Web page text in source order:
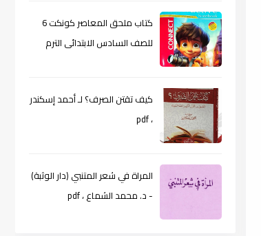
كتاب ملحق المعاصر كونكت 6
للصف السادس الابتدائى الترم
كيف تقتن الصرف؟ لـ أحمد إسكندر
، pdf
المراة في شعر المتنبي (دار الوثبة)
- د. محمد الشماع ، pdf